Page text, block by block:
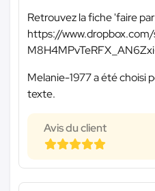
Retrouvez la fiche 'faire
https://
Melanie-1977 a été choisi
texte.
Avis du client